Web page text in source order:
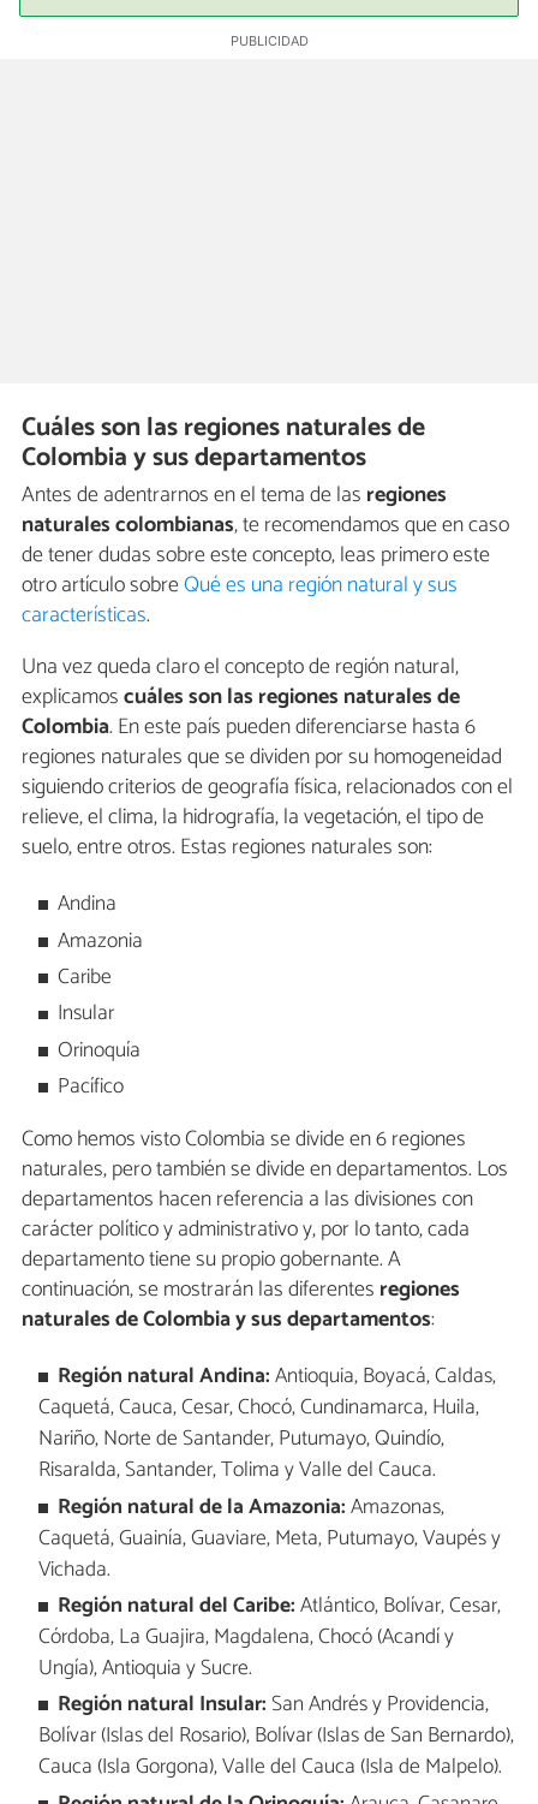
Cuáles son las regiones naturales de
Colombia y sus departamentos
Antes de adentrarnos en el tema de las regiones
naturales colombianas, te recomendamos que en caso
de tener dudas sobre este concepto, leas primero este
otro artículo sobreQué es una región natural y sus
características.
Una vez queda claro el concepto de región natural,
explicamoscuáles son las regiones naturales de
Colombia. En este país pueden diferenciarse hasta 6
regiones naturales que se dividen por su homogeneidad
siguiendo criterios de geografía física, relacionados con el
relieve, el clima, la hidrografía, la vegetación, el tipo de
suelo, entre otros. Estas regiones naturales son:
Andina
Amazonia
Caribe
Insular
Orinoquía
Pacífico
Como hemos visto Colombia se divide en 6 regiones
naturales, pero también se divide en departamentos. Los
departamentos hacen referencia a las divisiones con
carácter político y administrativo y, por lo tanto, cada
departamento tiene su propio gobernante. A
continuación, se mostrarán las diferentes regiones
naturales de Colombia y sus departamentos:
Región natural Andina:Antioquia, Boyacá, Caldas,
Caquetá, Cauca, Cesar, Chocó, Cundinamarca, Huila,
Nariño, Norte de Santander, Putumayo, Quindío,
Risaralda, Santander, Tolima y Valle del Cauca.
Región natural de la Amazonia:Amazonas,
Caquetá, Guainía, Guaviare, Meta, Putumayo, Vaupés y
Vichada.
Región natural del Caribe:Atlántico, Bolívar, Cesar,
Córdoba, La Guajira, Magdalena, Chocó (Acandí y
Ungía), Antioquia y Sucre.
Región natural Insular:San Andrés y Providencia,
Bolívar (Islas del Rosario), Bolívar (Islas de San Bernardo),
Cauca (Isla Gorgona), Valle del Cauca (Isla de Malpelo).